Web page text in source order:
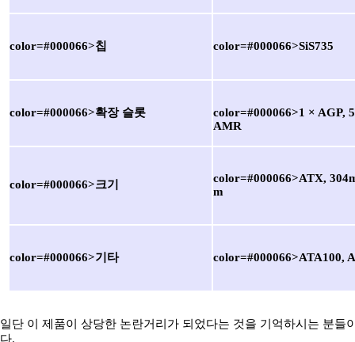
color=#000066>칩 color=#000066>SiS735
color=#000066>확장 슬롯
color=#000066>1 × AGP,
AMR
color=#000066>크기
color=#000066>ATX,
m
color=#000066>기타 color=#000066>ATA100,
일단 이 제품이 상당한 논란거리가 되었다는 것을 기억하시는 분들
다.